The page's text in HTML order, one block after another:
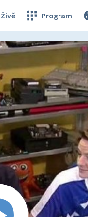
Živě Program